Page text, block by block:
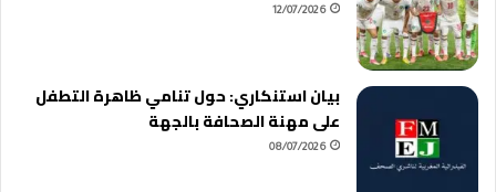
12/07/2026
بيان استنكاري: حول تنامي ظاهرة التطفل
على مهنة الصحافة بالجهة
08/07/2026